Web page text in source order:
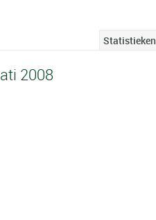
Statistieken
2008